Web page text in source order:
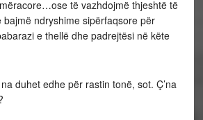
të vazhdojmë thjeshtë të
bajmë ndryshime sipërfaqsore për
e thellë dhe padrejtësi në këte
duhet edhe për rastin tonë, sot. Ç’na